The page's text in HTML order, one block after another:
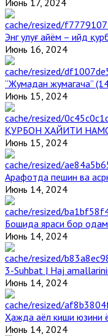
Энг улуғ айём – ийд
Июнь 16, 2024
“Жумадан жумагача”
Июнь 15, 2024
ҚУРБОН ҲАЙИТИ
Июнь 15, 2024
Арафотда пешин ва
Июнь 14, 2024
Бошида яраси бор
Июнь 14, 2024
3-Suhbat | Haj
Июнь 14, 2024
Ҳажда аёл киши юзини
Июнь 14, 2024